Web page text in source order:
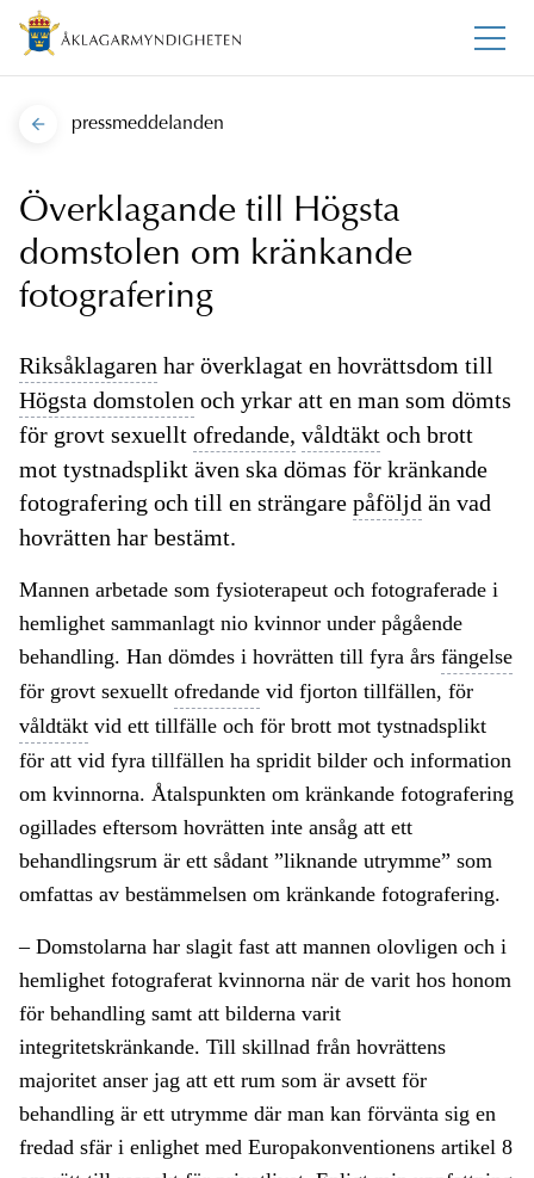
pressmeddelanden
Överklagande till Högsta
domstolen om kränkande
fotografering
Riksåklagaren har överklagat en hovrättsdom till
Högsta domstolen och yrkar att en man som dömts
för grovt sexuellt ofredande, våldtäkt och brott
mot tystnadsplikt även ska dömas för kränkande
fotografering och till en strängare påföljd än vad
hovrätten har bestämt.
Mannen arbetade som fysioterapeut och fotograferade i
hemlighet sammanlagt nio kvinnor under pågående
behandling. Han dömdes i hovrätten till fyra års fängelse
för grovt sexuellt ofredande vid fjorton tillfällen, för
våldtäkt vid ett tillfälle och för brott mot tystnadsplikt
för att vid fyra tillfällen ha spridit bilder och information
om kvinnorna. Åtalspunkten om kränkande fotografering
ogillades eftersom hovrätten inte ansåg att ett
behandlingsrum är ett sådant ”liknande utrymme” som
omfattas av bestämmelsen om kränkande fotografering.
– Domstolarna har slagit fast att mannen olovligen och i
hemlighet fotograferat kvinnorna när de varit hos honom
för behandling samt att bilderna varit
integritetskränkande. Till skillnad från hovrättens
majoritet anser jag att ett rum som är avsett för
behandling är ett utrymme där man kan förvänta sig en
fredad sfär i enlighet med Europakonventionens artikel 8